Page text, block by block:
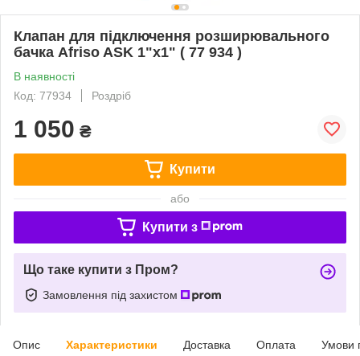
Клапан для підключення розширювального
бачка Afriso ASK 1"x1" ( 77 934 )
В наявності
Код: 77934
Роздріб
1 050 ₴
Купити
або
Купити з
Що таке купити з Пром?
Замовлення під захистом
Опис Характеристики Доставка Оплата Умови